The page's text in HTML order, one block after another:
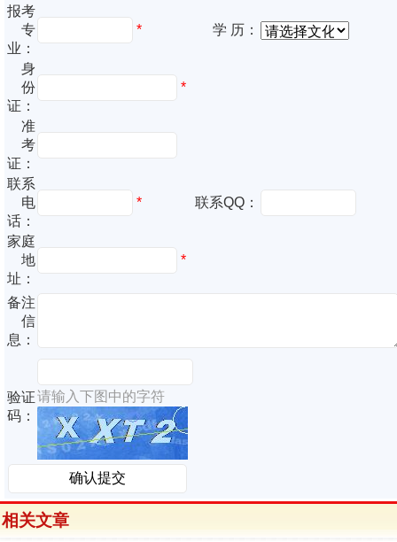
报考
专
业：
* 学 历：
身
份
证：
*
准
考
证：
联系
电
话：
* 联系QQ：
家庭
地
址：
*
备注
信
息：
验证
码：
请输入下图中的字符
相关文章